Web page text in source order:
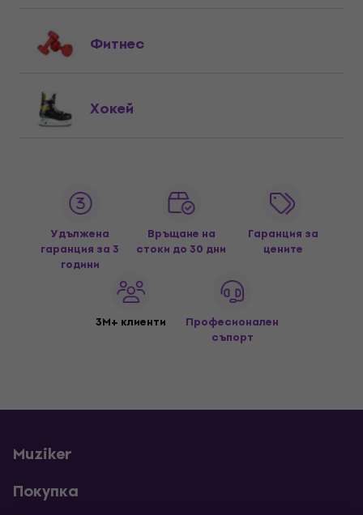
Фитнес
Хокей
Удължена
гаранция за 3
години
Връщане на
стоки до 30 дни
Гаранция за
цените
3M+ клиенти
Професионален
съпорт
Muziker
Покупка